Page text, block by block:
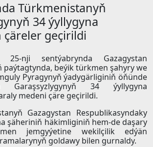
Türkmenistanyň
34 ýyllygyna
çäreler geçirildi
25-nji sentýabrynda Gazagystan
paýtagtynda, beýik türkmen şahyry we
Pyragynyň ýadygärliginiň öňünde
Garaşsyzlygynyň 34 ýyllygyna
medeni çäre geçirildi.
Gazagystan Respublikasyndaky
şäheriniň häkimliginiň hem-de daşary
jemgyýetine wekilçilik edýän
goldawy bilen gurnaldy.